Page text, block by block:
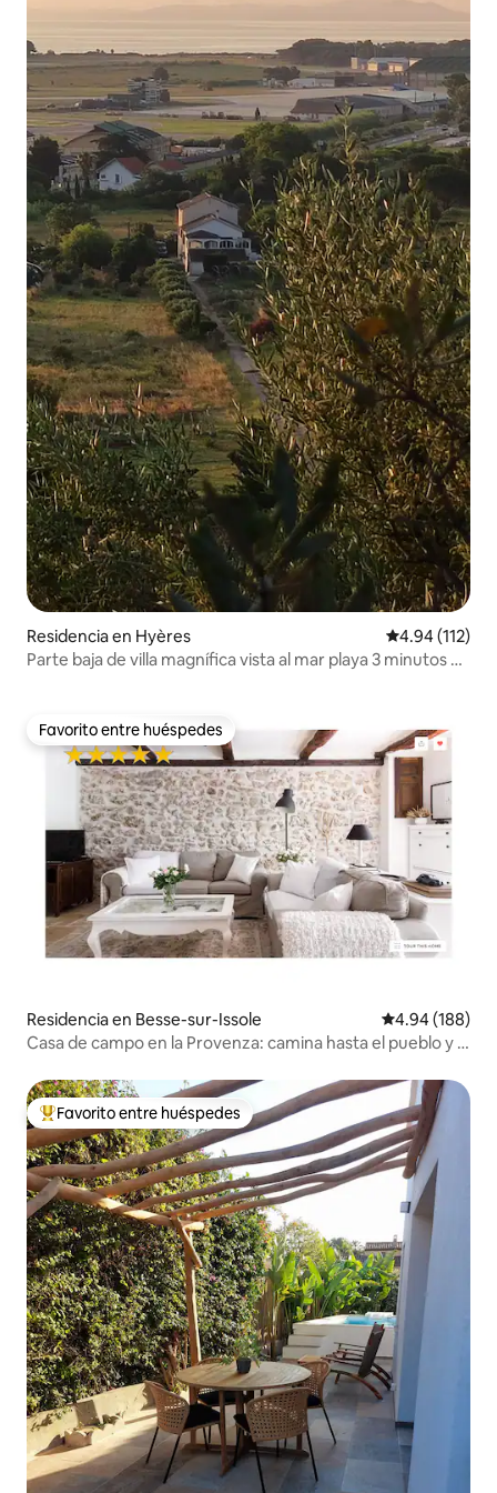
Residencia en Hyères Calificación
4.94 (112)
Parte baja de villa magnífica vista al mar playa 3 minutos en
Favorito entre huéspedes
Favorito entre huéspedes
Residencia en Besse-sur-Issole Calificación
4.94 (188)
Casa de campo en la Provenza: camina hasta el pueblo y el
De los mejores en Favorito entre huéspedes
Favorito entre huéspedes